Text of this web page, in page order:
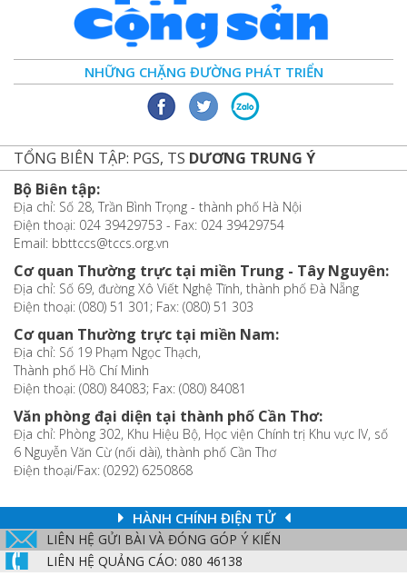
NHỮNG CHẶNG ĐƯỜNG PHÁT TRIỂN
TỔNG BIÊN TẬP: PGS, TS DƯƠNG TRUNG Ý
Bộ Biên tập:
Địa chỉ: Số 28, Trần Bình Trọng - thành phố Hà Nội
Điện thoại: 024 39429753 - Fax: 024 39429754
Email: bbttccs@tccs.org.vn
Cơ quan Thường trực tại miền Trung - Tây Nguyên:
Địa chỉ: Số 69, đường Xô Viết Nghệ Tĩnh, thành phố Đà Nẵng
Điện thoại: (080) 51 301; Fax: (080) 51 303
Cơ quan Thường trực tại miền Nam:
Địa chỉ: Số 19 Phạm Ngọc Thạch,
Thành phố Hồ Chí Minh
Điện thoại: (080) 84083; Fax: (080) 84081
Văn phòng đại diện tại thành phố Cần Thơ:
Địa chỉ: Phòng 302, Khu Hiệu Bộ, Học viện Chính trị Khu vực IV, số
6 Nguyễn Văn Cừ (nối dài), thành phố Cần Thơ
Điện thoại/Fax: (0292) 6250868
HÀNH CHÍNH ĐIỆN TỬ
LIÊN HỆ GỬI BÀI VÀ ĐÓNG GÓP Ý KIẾN
LIÊN HỆ QUẢNG CÁO: 080 46138